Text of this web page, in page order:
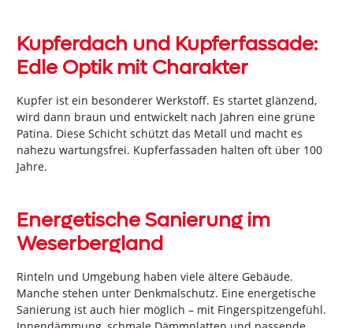
Kupferdach und Kupferfassade:
Edle Optik mit Charakter
Kupfer ist ein besonderer Werkstoff. Es startet glänzend,
wird dann braun und entwickelt nach Jahren eine grüne
Patina. Diese Schicht schützt das Metall und macht es
nahezu wartungsfrei. Kupferfassaden halten oft über 100
Jahre.
Energetische Sanierung im
Weserbergland
Rinteln und Umgebung haben viele ältere Gebäude.
Manche stehen unter Denkmalschutz. Eine energetische
Sanierung ist auch hier möglich – mit Fingerspitzengefühl.